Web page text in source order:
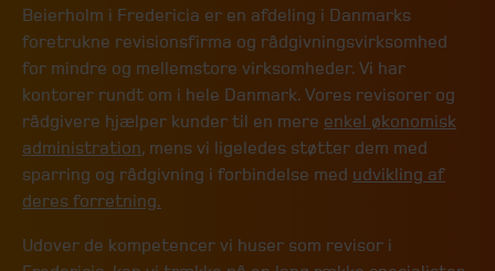
Beierholm i Fredericia er en afdeling i Danmarks
foretrukne revisionsfirma og rådgivningsvirksomhed
for mindre og mellemstore virksomheder. Vi har
kontorer rundt om i hele Danmark. Vores revisorer og
rådgivere hjælper kunder til en mere enkel økonomisk
administration, mens vi ligeledes støtter dem med
sparring og rådgivning i forbindelse med udvikling af
deres forretning.
Udover de kompetencer vi huser som revisor i